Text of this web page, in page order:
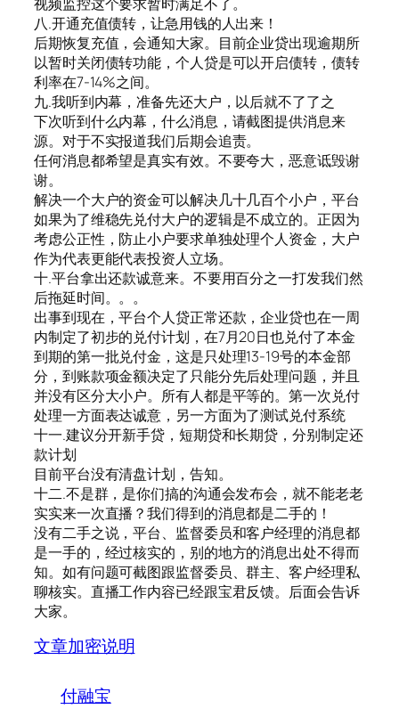
八.开通充值债转，让急用钱的人出来！
后期恢复充值，会通知大家。目前企业贷出现逾期所
以暂时关闭债转功能，个人贷是可以开启债转，债转
利率在7-14%之间。
九.我听到内幕，准备先还大户，以后就不了了之
下次听到什么内幕，什么消息，请截图提供消息来
源。对于不实报道我们后期会追责。
任何消息都希望是真实有效。不要夸大，恶意诋毁谢
谢。
解决一个大户的资金可以解决几十几百个小户，平台
如果为了维稳先兑付大户的逻辑是不成立的。正因为
考虑公正性，防止小户要求单独处理个人资金，大户
作为代表更能代表投资人立场。
十.平台拿出还款诚意来。不要用百分之一打发我们然
后拖延时间。。。
出事到现在，平台个人贷正常还款，企业贷也在一周
内制定了初步的兑付计划，在7月20日也兑付了本金
到期的第一批兑付金，这是只处理13-19号的本金部
分，到账款项金额决定了只能分先后处理问题，并且
并没有区分大小户。所有人都是平等的。第一次兑付
处理一方面表达诚意，另一方面为了测试兑付系统
十一.建议分开新手贷，短期贷和长期贷，分别制定还
款计划
目前平台没有清盘计划，告知。
十二.不是群，是你们搞的沟通会发布会，就不能老老
实实来一次直播？我们得到的消息都是二手的！
没有二手之说，平台、监督委员和客户经理的消息都
是一手的，经过核实的，别的地方的消息出处不得而
知。如有问题可截图跟监督委员、群主、客户经理私
聊核实。直播工作内容已经跟宝君反馈。后面会告诉
大家。
文章加密说明
付融宝